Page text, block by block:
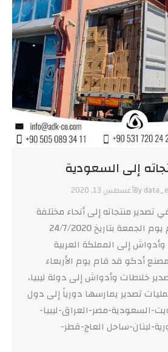
إلى السعودية
Byأغسطس 13, 2020
منتجاته إلى أنحاء مختلفة
من العالم؛ حيث قام يوم الجمعة بتاريخ 24/7/2020
إلى المملكة العربية
أدكو قد قام يوم الأربعاء
22/7/2020 بتصدير خلاطات وأدواش إلى دولة ليبيا،
تصدير يمارسها دورياً إلى دول
السعودية-مصر-العراق-ليبيا-
لبنان-ساحل العاج-قطر-